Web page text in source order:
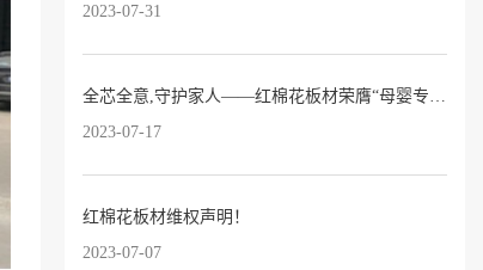
2023-07-31
2023-07-17
红棉花板材维权声明！
2023-07-07